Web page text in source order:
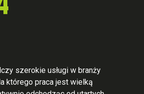
szerokie usługi w branży
którego praca jest wielką